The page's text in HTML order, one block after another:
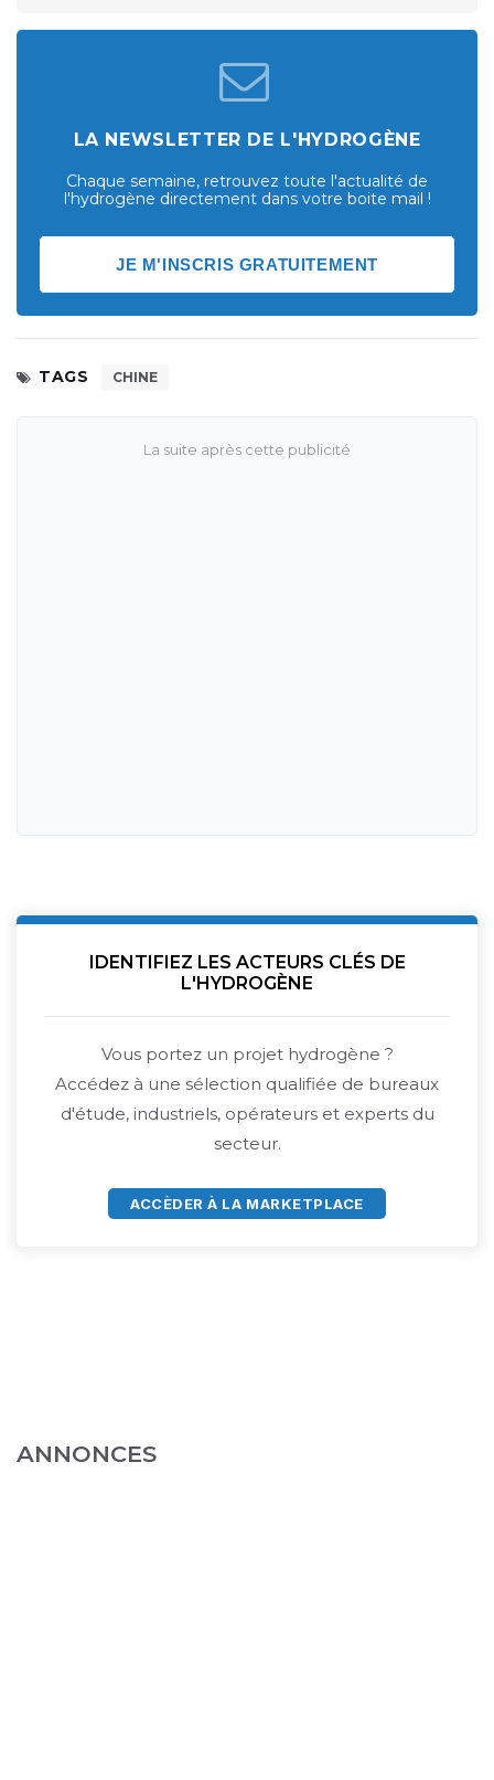
LA NEWSLETTER DE L'HYDROGÈNE
Chaque semaine, retrouvez toute l'actualité de
l'hydrogène directement dans votre boite mail !
JE M'INSCRIS GRATUITEMENT
TAGS CHINE
IDENTIFIEZ LES ACTEURS CLÉS DE
L'HYDROGÈNE
Vous portez un projet hydrogène ?
Accédez à une sélection qualifiée de bureaux
d'étude, industriels, opérateurs et experts du
secteur.
ACCÈDER À LA MARKETPLACE
ANNONCES